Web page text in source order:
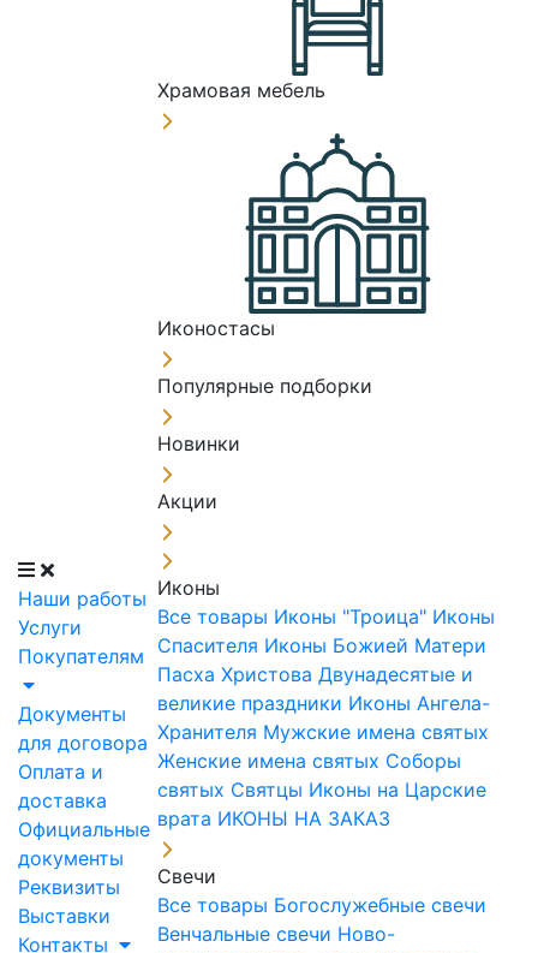
Наши работы
Услуги
Покупателям
Документы
для договора
Оплата и
доставка
Официальные
документы
Реквизиты
Выставки
Контакты
Храмовая мебель
Иконостасы
Популярные подборки
Новинки
Акции
Иконы
Все товары Иконы "Троица" Иконы
Спасителя Иконы Божией Матери
Пасха Христова Двунадесятые и
великие праздники Иконы Ангела-
Хранителя Мужские имена святых
Женские имена святых Соборы
святых Святцы Иконы на Царские
врата ИКОНЫ НА ЗАКАЗ
Свечи
Все товары Богослужебные свечи
Венчальные свечи Ново-